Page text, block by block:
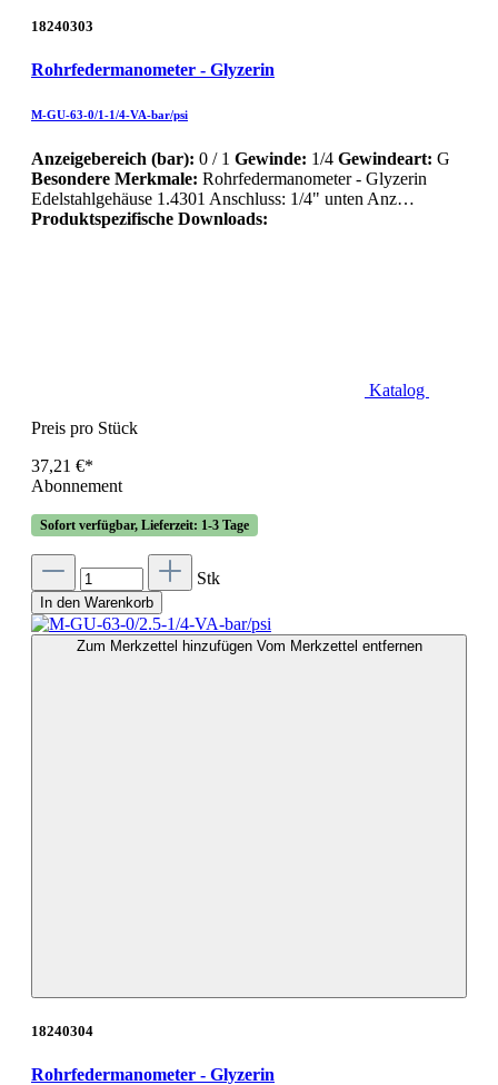
18240303
Rohrfedermanometer - Glyzerin
M-GU-63-0/1-1/4-VA-bar/psi
Anzeigebereich (bar): 0 / 1 Gewinde: 1/4 Gewindeart: G
Besondere Merkmale: Rohrfedermanometer - Glyzerin
Edelstahlgehäuse 1.4301 Anschluss: 1/4" unten Anz…
Produktspezifische Downloads:
Katalog
Preis pro Stück
37,21 €*
Abonnement
Sofort verfügbar, Lieferzeit: 1-3 Tage
Stk
In den Warenkorb
Zum Merkzettel hinzufügen Vom Merkzettel entfernen
18240304
Rohrfedermanometer - Glyzerin